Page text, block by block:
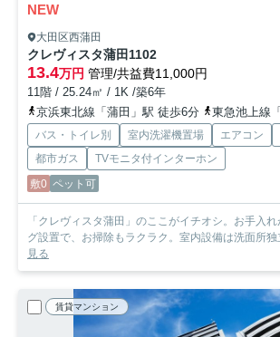
NEW
大田区西蒲田
クレヴィスタ蒲田 1102
13.4万円 管理/共益費11,000円
11階 / 25.24㎡ / 1K /築6年
京浜東北線「蒲田」駅 徒歩6分
東急池上線
バス・トイレ別 室内洗濯機置場 エアコン
都市ガス
TVモニタ付インターホン
敷0 ペット可
「クレヴィスタ蒲田」のここがイチオシ。お手入
グ設置で、お掃除もラクラク。室内設備は洗面所独
見る
賃貸マンション